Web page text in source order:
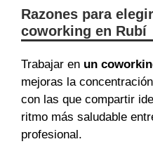
Razones para
coworking en Rubí
Trabajar en un
mejoras la
con las que compartir
ritmo más saludable
profesional.